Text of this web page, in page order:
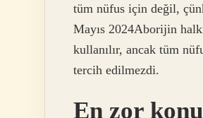
tüm nüfus için değil,
Mayıs 2024Aborijin
kullanılır, ancak tüm
tercih edilmezdi.
En zor